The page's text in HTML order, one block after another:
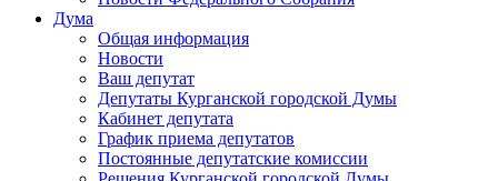
Дума
Общая информация
Новости
Ваш депутат
Депутаты Курганской городской Думы
Кабинет депутата
График приема депутатов
Постоянные депутатские комиссии